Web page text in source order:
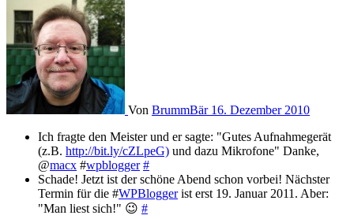
Von BrummBär 16. Dezember 2010
Ich fragte den Meister und er sagte: "Gutes Aufnahmegerät
(z.B. http://bit.ly/cZLpeG) und dazu Mikrofone" Danke,
@macx #wpblogger #
Schade! Jetzt ist der schöne Abend schon vorbei! Nächster
Termin für die #WPBloggerist erst 19. Januar 2011. Aber:
"Man liest sich!" 😉 #